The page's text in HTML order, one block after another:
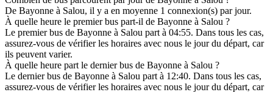
De Bayonne à Salou, il y a en moyenne 1 connexion(s) par jour.
À quelle heure le premier bus part-il de Bayonne à Salou ?
Le premier bus de Bayonne à Salou part à 04:55. Dans tous les cas,
assurez-vous de vérifier les horaires avec nous le jour du départ, car
ils peuvent varier.
À quelle heure part le dernier bus de Bayonne à Salou ?
Le dernier bus de Bayonne à Salou part à 12:40. Dans tous les cas,
assurez-vous de vérifier les horaires avec nous le jour du départ, car